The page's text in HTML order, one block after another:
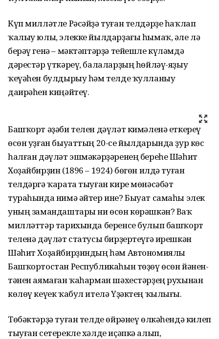
Күп милләтле Рәсәйҙә туған телдәрҙе һаҡлап
ҡалыу юлы, элекке йылдарҙағы һымаҡ, әле лә
берәү генә – мәктәптәрҙә тейешле күләмдә
дәрестәр үткәреү, балаларҙың һөйләү-яҙыу
ҡеүәһен булдырыу һәм телде ҡулланыу
даирәһен киңәйтеү.
Башҡорт әҙәби телен дәүләт кимәленә еткереү
өсөн уҙған быуаттың 20-се йылдарында ҙур көс
һалған дәүләт эшмәкәрҙәренең береһе Шәһит
Хоҙайбирҙин (1896 – 1924) бөгөн илдә туған
телдәргә ҡарата тыуған кире мөнәсәбәт
тураһында нимә әйтер ине? Быуат самаһы элек
уның замандаштары ни өсөн көрәшкән? Ваҡ
милләттәр тарихында беренсе булып башҡорт
теленә дәүләт статусы бирҙертеүгә ирешкән
Шәһит Хоҙайбирҙиндың һәм Автономиялы
Башҡортостан Республикаһын төҙөү өсөн йәнен-
тәнен аямаған ҡаһарман шәхестәрҙең рухынан
көлөү кеүек ҡабул ителә Үҙәктең ҡылығы.
Төбәктәрҙә туған телде өйрәнеү өлкәһендә килеп
тыуған сетерекле хәлде иҫәпкә алып,